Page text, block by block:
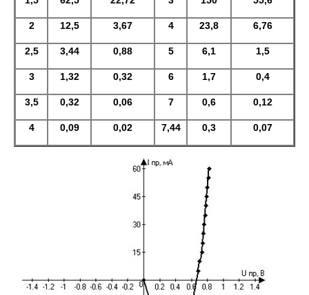
2 12,5 3,67 4 23,8 6,76
2,5 3,44 0,88 5 6,1 1,5
3 1,32 0,32 6 1,7 0,4
3,5 0,32 0,06 7 0,6 0,12
4 0,09 0,02 7,44 0,3 0,07